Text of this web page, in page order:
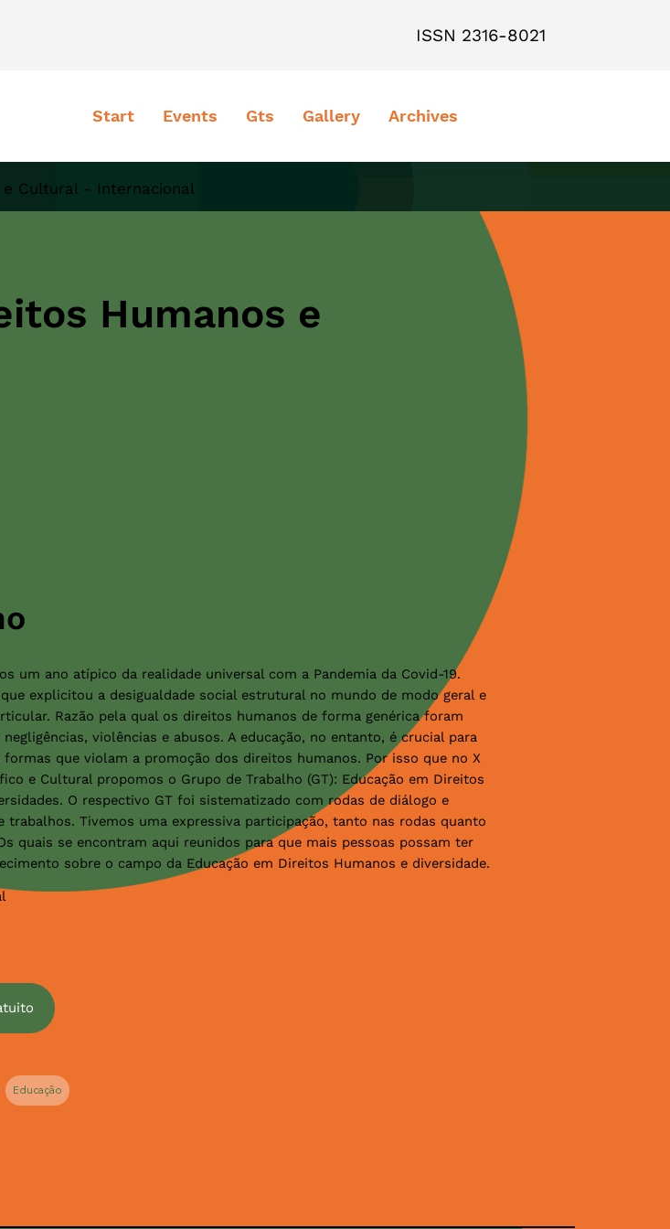
ISSN 2316-8021
Start Events Gts Gallery Archives
Cultural - Internacional
Humanos e
um ano atípico da realidade universal com a Pandemia da Covid-19.
explicitou a desigualdade social estrutural no mundo de modo geral e
Razão pela qual os direitos humanos de forma genérica foram
violências e abusos. A educação, no entanto, é crucial para
que violam a promoção dos direitos humanos. Por isso que no X
e Cultural propomos o Grupo de Trabalho (GT): Educação em Direitos
O respectivo GT foi sistematizado com rodas de diálogo e
trabalhos. Tivemos uma expressiva participação, tanto nas rodas quanto
quais se encontram aqui reunidos para que mais pessoas possam ter
sobre o campo da Educação em Direitos Humanos e diversidade.
Educação